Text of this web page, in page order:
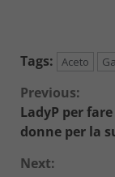
Tags: Aceto
Continue
Reading
Previous:
LadyP per
donne per la
Next: